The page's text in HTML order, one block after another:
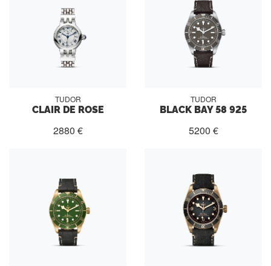
TUDOR
CLAIR DE ROSE
2880 €
TUDOR
BLACK BAY 58 925
5200 €